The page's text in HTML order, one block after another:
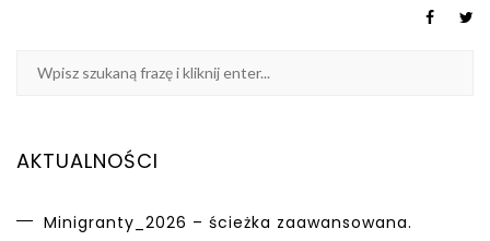
AKTUALNOŚCI
Minigranty_2026 – ścieżka zaawansowana.